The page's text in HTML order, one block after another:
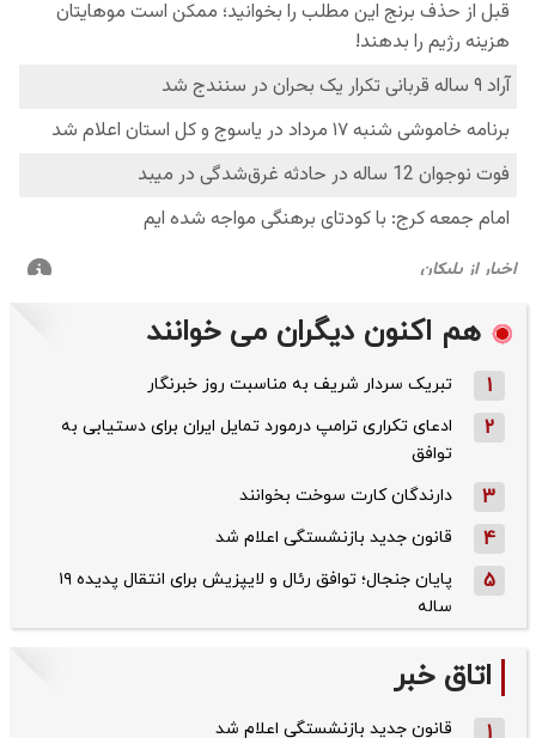
هم اکنون دیگران می خوانند
1 تبریک سردار شریف به مناسبت روز خبرنگار
2
ادعای تکراری ترامپ درمورد تمایل ایران برای دستیابی به
توافق
3 دارندگان کارت سوخت بخوانند
4 قانون جدید بازنشستگی اعلام شد
5
پایان جنجال؛ توافق رئال و لایپزیش برای انتقال پدیده ۱۹
ساله
اتاق خبر
قانون جدید بازنشستگی اعلام شد